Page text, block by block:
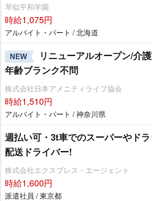
琴似平和学園
時給1,075円
アルバイト・パート / 北海道
NEW
リニューアルオープン/介
年齢ブランク不問
株式会社日本アメニティライフ協会
時給1,510円
アルバイト・パート / 神奈川県
週払い可・3t車でのスーパーやド
配送ドライバー!
株式会社エクスプレス・エージェント
時給1,600円
派遣社員 / 東京都